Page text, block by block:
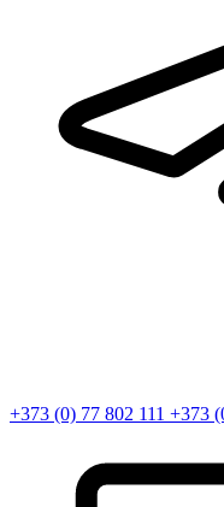
+373 (0) 77 802 111 +373